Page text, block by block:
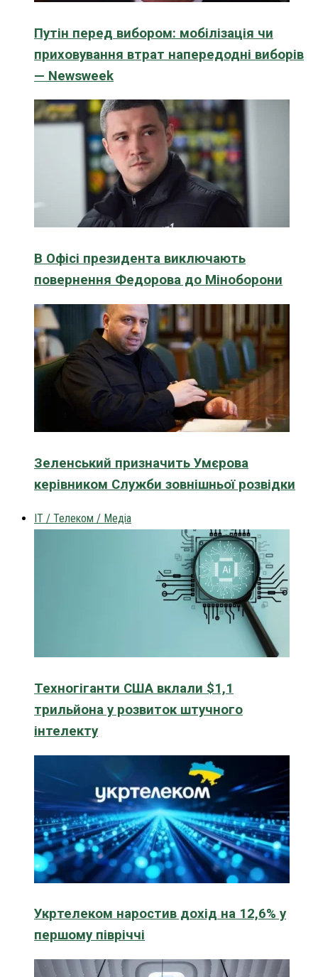
Путін перед вибором: мобілізація чи
приховування втрат напередодні виборів
— Newsweek
В Офісі президента виключають
повернення Федорова до Міноборони
Зеленський призначить Умєрова
керівником Служби зовнішньої розвідки
IT / Телеком / Медіа
Техногіганти США вклали $1,1
трильйона у розвиток штучного
інтелекту
Укртелеком наростив дохід на 12,6% у
першому півріччі